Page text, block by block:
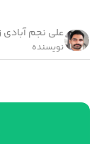
علی نجم آبادی
نویسنده